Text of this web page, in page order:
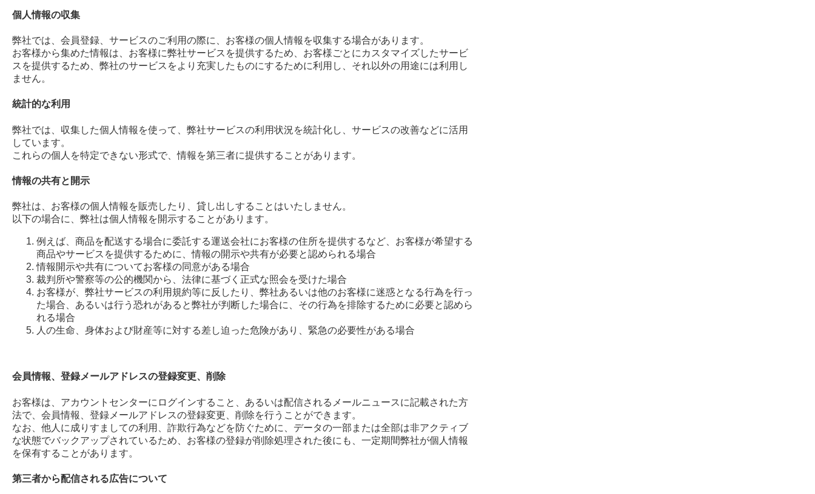
個人情報の収集
弊社では、会員登録、サービスのご利用の際に、お客様の個人情報を収集する場合があります。
お客様から集めた情報は、お客様に弊社サービスを提供するため、お客様ごとにカスタマイズしたサービ
スを提供するため、弊社のサービスをより充実したものにするために利用し、それ以外の用途には利用し
ません。
統計的な利用
弊社では、収集した個人情報を使って、弊社サービスの利用状況を統計化し、サービスの改善などに活用
しています。
これらの個人を特定できない形式で、情報を第三者に提供することがあります。
情報の共有と開示
弊社は、お客様の個人情報を販売したり、貸し出しすることはいたしません。
以下の場合に、弊社は個人情報を開示することがあります。
例えば、商品を配送する場合に委託する運送会社にお客様の住所を提供するなど、お客様が希望する
商品やサービスを提供するために、情報の開示や共有が必要と認められる場合
情報開示や共有についてお客様の同意がある場合
裁判所や警察等の公的機関から、法律に基づく正式な照会を受けた場合
お客様が、弊社サービスの利用規約等に反したり、弊社あるいは他のお客様に迷惑となる行為を行っ
た場合、あるいは行う恐れがあると弊社が判断した場合に、その行為を排除するために必要と認めら
れる場合
人の生命、身体および財産等に対する差し迫った危険があり、緊急の必要性がある場合
会員情報、登録メールアドレスの登録変更、削除
お客様は、アカウントセンターにログインすること、あるいは配信されるメールニュースに記載された方
法で、会員情報、登録メールアドレスの登録変更、削除を行うことができます。
なお、他人に成りすましての利用、詐欺行為などを防ぐために、データの一部または全部は非アクティブ
な状態でバックアップされているため、お客様の登録が削除処理された後にも、一定期間弊社が個人情報
を保有することがあります。
第三者から配信される広告について